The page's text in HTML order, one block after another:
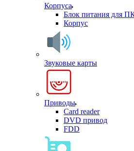
Корпуса
Блок питания для
Корпус
Звуковые карты
Приводы
Card reader
DVD привод
FDD